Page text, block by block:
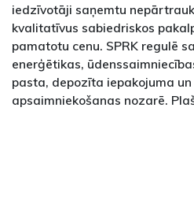
iedzīvotāji saņemtu
kvalitatīvus sabiedriskos
pamatotu cenu. SPRK regulē
enerģētikas,
pasta, depozīta iepakojuma
apsaimniekošanas nozarē.